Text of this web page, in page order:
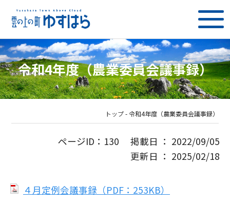
令和4年度（農業委員会議事録）
トップ-令和4年度（農業委員会議事録）
ページID：130 掲載日 ： 2022/09/05
更新日 ： 2025/02/18
４月定例会議事録（PDF：253KB）